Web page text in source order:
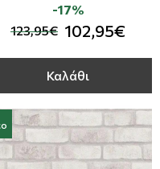
123,95€ 102,95€
-17%
Καλάθι